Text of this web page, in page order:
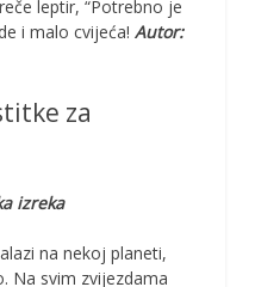
leptir, “Potrebno je
i malo cvijeća! Autor:
za
izreka
na nekoj planeti,
Na svim zvijezdama